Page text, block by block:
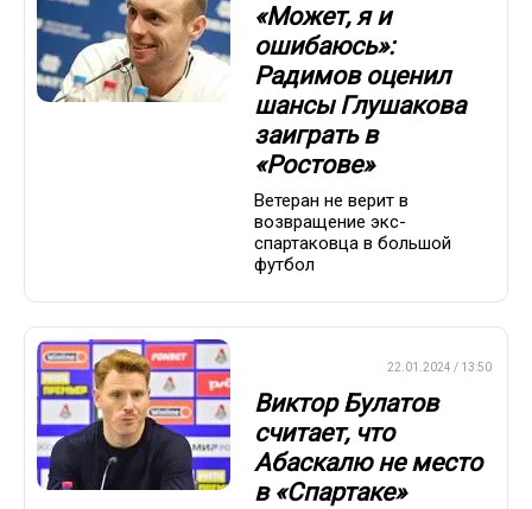
«Может, я и
ошибаюсь»:
Радимов оценил
шансы Глушакова
заиграть в
«Ростове»
Ветеран не верит в
возвращение экс-
спартаковца в большой
футбол
22.01.2024 / 13:50
Виктор Булатов
считает, что
Абаскалю не место
в «Спартаке»